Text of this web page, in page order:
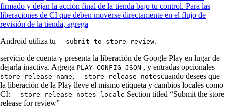
firmado y dejan la acción final de la tienda bajo tu control. Para las
liberaciones de CI que deben moverse directamente en el flujo de
revisión de la tienda, agrega
Android utiliza tu --submit-to-store-review.
servicio de cuenta y presenta la liberación de Google Play en lugar de
dejarla inactiva. Agrega PLAY_CONFIG_JSON , y entradas opcionales --
store-release-name, --store-release-notescuando desees que
la liberación de la Play lleve el mismo etiqueta y cambios locales como
CI: --store-release-notes-locale Section titled “Submit the store
release for review”